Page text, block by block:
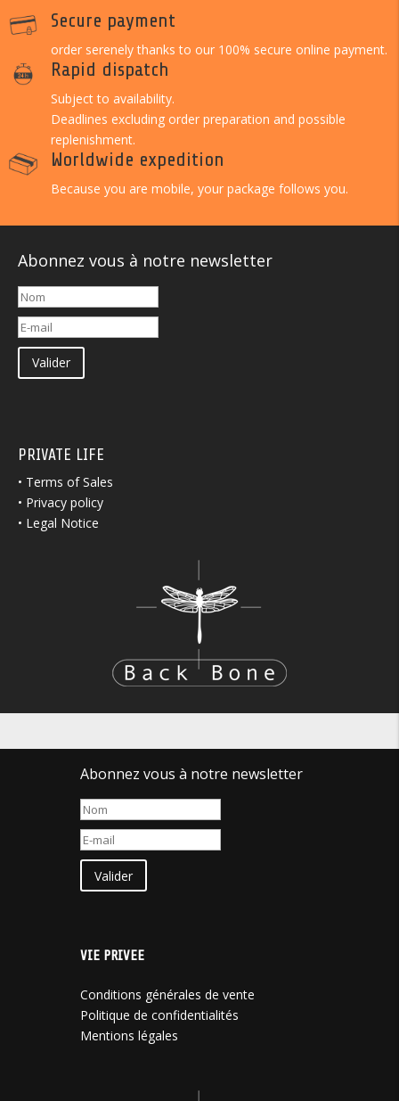
Secure payment
order serenely thanks to our 100% secure online payment.
Rapid dispatch
Subject to availability.
Deadlines excluding order preparation and possible
replenishment.
Worldwide expedition
Because you are mobile, your package follows you.
Abonnez vous à notre newsletter
Valider
PRIVATE LIFE
• Terms of Sales
• Privacy policy
• Legal Notice
Abonnez vous à notre newsletter
Valider
VIE PRIVEE
Conditions générales de vente
Politique de confidentialités
Mentions légales